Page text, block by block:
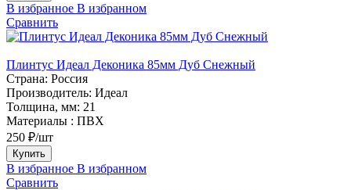
В избранное В избранном
Сравнить
Плинтус Идеал Деконика 85мм Дуб Снежный
Страна: Россия
Производитель: Идеал
Толщина, мм: 21
Материалы : ПВХ
250 ₽/шт
Купить
В избранное В избранном
Сравнить